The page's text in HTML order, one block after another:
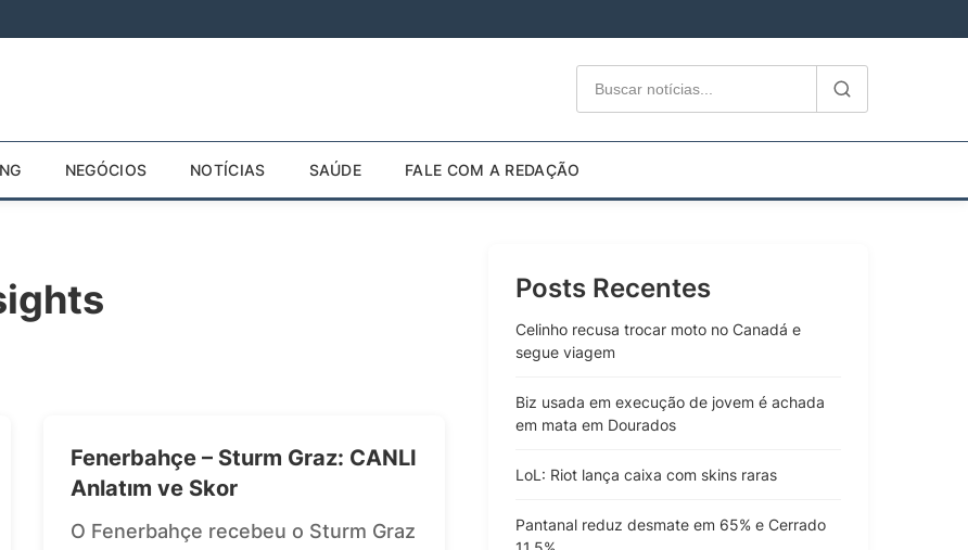
NEGÓCIOS NOTÍCIAS SAÚDE FALE COM A REDAÇÃO
Fenerbahçe – Sturm Graz: CANLI
Anlatım ve Skor
O Fenerbahçe recebeu o Sturm Graz
Posts Recentes
Celinho recusa trocar moto no Canadá e
segue viagem
Biz usada em execução de jovem é achada
em mata em Dourados
LoL: Riot lança caixa com skins raras
Pantanal reduz desmate em 65% e Cerrado